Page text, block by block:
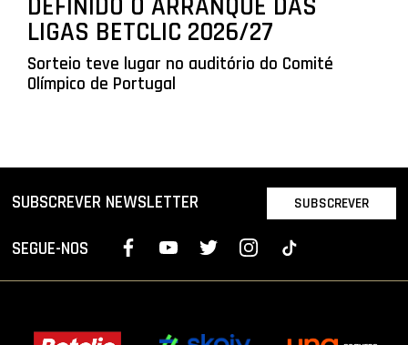
DEFINIDO O ARRANQUE DAS
LIGAS BETCLIC 2026/27
Sorteio teve lugar no auditório do Comité
Olímpico de Portugal
SUBSCREVER NEWSLETTER SUBSCREVER
SEGUE-NOS